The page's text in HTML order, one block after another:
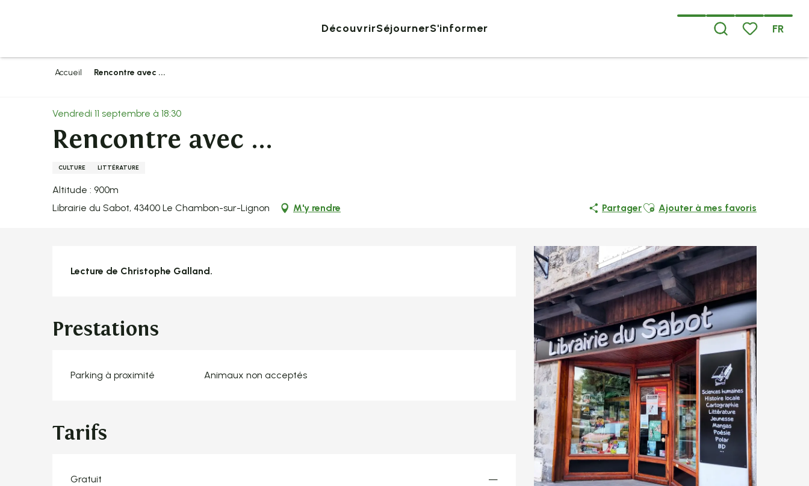
FR
DécouvrirSéjournerS'informer
Accueil Rencontre avec ...
Vendredi 11 septembre à 18:30
Rencontre avec ...
CULTURE LITTÉRATURE
Altitude : 900m
Librairie du Sabot, 43400 Le Chambon-sur-Lignon
M'y rendre PartagerAjouter aux favoris
Ajouter à mes favoris
Description
Lecture de Christophe Galland.
Prestations
Parking à proximité Animaux non acceptés
Tarifs
Gratuit —